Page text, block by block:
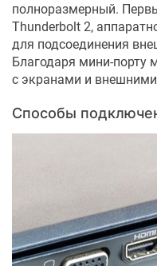
полноразмерный.
Thunderbolt 2,
для подсоединения
Благодаря мини-порту
с экранами и
Способы